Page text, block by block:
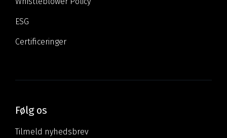
ESG
Certificeringer
Følg os
Tilmeld nyhedsbrev